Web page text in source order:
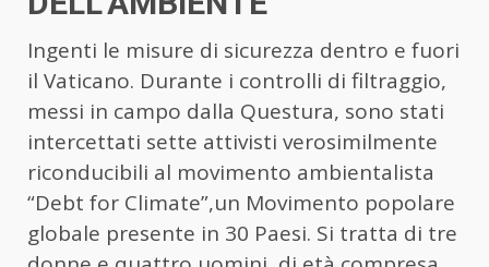
Ingenti le misure di sicurezza dentro e fuori
il Vaticano. Durante i controlli di filtraggio,
messi in campo dalla Questura, sono stati
intercettati sette attivisti verosimilmente
riconducibili al movimento ambientalista
“Debt for Climate”,un Movimento popolare
globale presente in 30 Paesi. Si tratta di tre